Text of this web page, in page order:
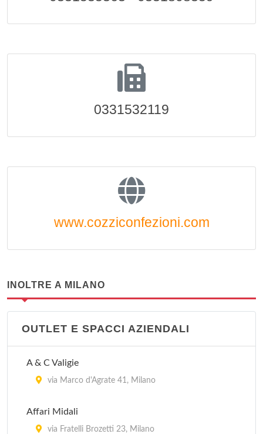
0331532119
www.cozziconfezioni.com
INOLTRE A MILANO
OUTLET E SPACCI AZIENDALI
A & C Valigie
via Marco d'Agrate 41, Milano
Affari Midali
via Fratelli Brozetti 23, Milano